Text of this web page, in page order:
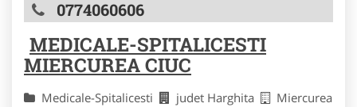
0774060606
MEDICALE-SPITALICESTI
MIERCUREA CIUC
Medicale-Spitalicesti judet Harghita
Miercurea